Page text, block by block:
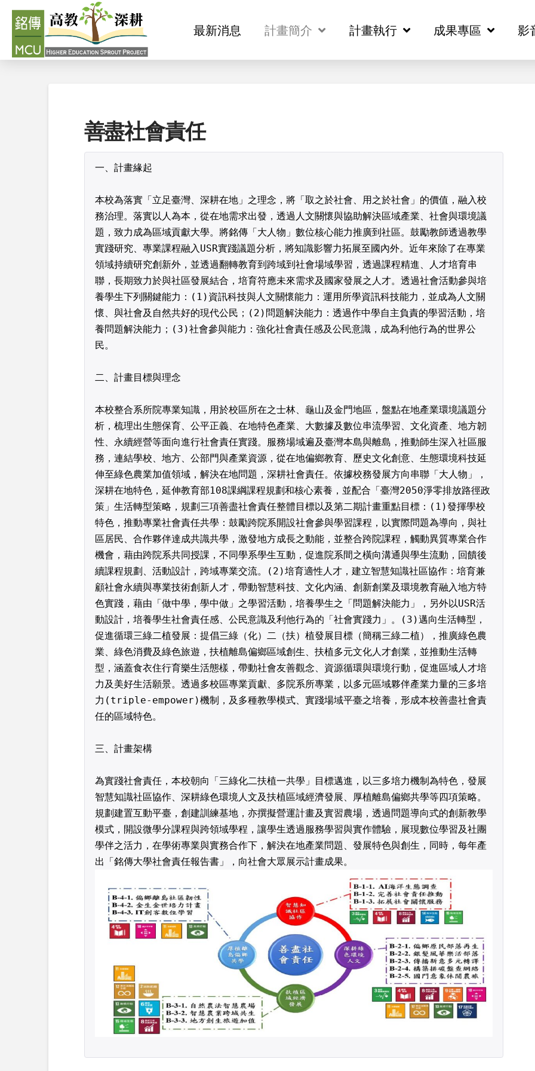
最新消息 計畫簡介 計畫執行 成果專區 影
最新消息 計畫簡介 計畫執行 成果專區 影
善盡社會責任
一、計畫緣起
本校為落實「立足臺灣、深耕在地」之理念，將「取之於社會、用之於社會」的價值，融入校
務治理。落實以人為本，從在地需求出發，透過人文關懷與協助解決區域產業、社會與環境議
題，致力成為區域貢獻大學。將銘傳「大人物」數位核心能力推廣到社區。鼓勵教師透過教學
實踐研究、專業課程融入USR實踐議題分析，將知識影響力拓展至國內外。近年來除了在專業
領域持續研究創新外，並透過翻轉教育到跨域到社會場域學習，透過課程精進、人才培育串
聯，長期致力於與社區發展結合，培育符應未來需求及國家發展之人才。透過社會活動參與培
養學生下列關鍵能力：(1)資訊科技與人文關懷能力：運用所學資訊科技能力，並成為人文關
懷、與社會及自然共好的現代公民；(2)問題解決能力：透過作中學自主負責的學習活動，培
養問題解決能力；(3)社會參與能力：強化社會責任感及公民意識，成為利他行為的世界公
民。
二、計畫目標與理念
本校整合系所院專業知識，用於校區所在之士林、龜山及金門地區，盤點在地產業環境議題分
析，梳理出生態保育、公平正義、在地特色產業、大數據及數位串流學習、文化資產、地方韌
性、永續經營等面向進行社會責任實踐。服務場域遍及臺灣本島與離島，推動師生深入社區服
務，連結學校、地方、公部門與產業資源，從在地偏鄉教育、歷史文化創意、生態環境科技延
伸至綠色農業加值領域，解決在地問題，深耕社會責任。依據校務發展方向串聯「大人物」，
深耕在地特色，延伸教育部108課綱課程規劃和核心素養，並配合「臺灣2050淨零排放路徑政
策」生活轉型策略，規劃三項善盡社會責任整體目標以及第二期計畫重點目標：(1)發揮學校
特色，推動專業社會責任共學：鼓勵跨院系開設社會參與學習課程，以實際問題為導向，與社
區居民、合作夥伴達成共識共學，激發地方成長之動能，並整合跨院課程，觸動異質專業合作
機會，藉由跨院系共同授課，不同學系學生互動，促進院系間之橫向溝通與學生流動，回饋後
續課程規劃、活動設計，跨域專業交流。(2)培育適性人才，建立智慧知識社區協作：培育兼
顧社會永續與專業技術創新人才，帶動智慧科技、文化內涵、創新創業及環境教育融入地方特
色實踐，藉由「做中學，學中做」之學習活動，培養學生之「問題解決能力」，另外以USR活
動設計，培養學生社會責任感、公民意識及利他行為的「社會實踐力」。(3)邁向生活轉型，
促進循環三綠二植發展：提倡三綠（化）二（扶）植發展目標（簡稱三綠二植），推廣綠色農
業、綠色消費及綠色旅遊，扶植離島偏鄉區域創生、扶植多元文化人才創業，並推動生活轉
型，涵蓋食衣住行育樂生活態樣，帶動社會友善觀念、資源循環與環境行動，促進區域人才培
力及美好生活願景。透過多校區專業貢獻、多院系所專業，以多元區域夥伴產業力量的三多培
力(triple-empower)機制，及多種教學模式、實踐場域平臺之培養，形成本校善盡社會責
任的區域特色。
三、計畫架構
為實踐社會責任，本校朝向「三綠化二扶植一共學」目標邁進，以三多培力機制為特色，發展
智慧知識社區協作、深耕綠色環境人文及扶植區域經濟發展、厚植離島偏鄉共學等四項策略。
規劃建置互動平臺，創建訓練基地，亦撰擬營運計畫及實習農場，透過問題導向式的創新教學
模式，開設微學分課程與跨領域學程，讓學生透過服務學習與實作體驗，展現數位學習及社團
學伴之活力，在學術專業與實務合作下，解決在地產業問題、發展特色與創生，同時，每年產
出「銘傳大學社會責任報告書」，向社會大眾展示計畫成果。